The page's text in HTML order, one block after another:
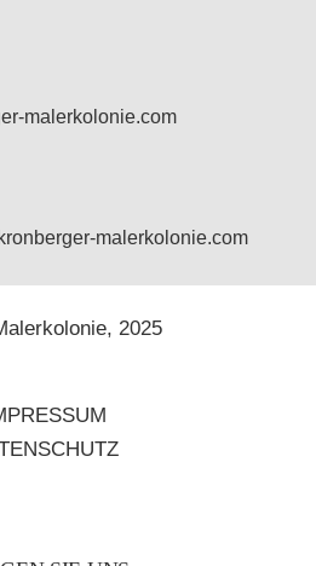
malerkolonie.com
malerkolonie.com
2025